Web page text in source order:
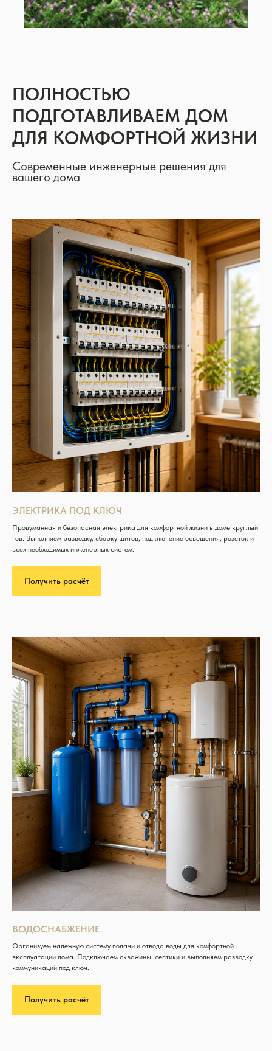
ПОЛНОСТЬЮ
ПОДГОТАВЛИВАЕМ ДОМ
ДЛЯ КОМФОРТНОЙ ЖИЗНИ
Современные инженерные решения для
вашего дома
ЭЛЕКТРИКА ПОД КЛЮЧ
Продуманная и безопасная электрика для комфортной жизни в доме круглый
год. Выполняем разводку, сборку щитов, подключение освещения, розеток и
всех необходимых инженерных систем.
Получить расчёт
ВОДОСНАБЖЕНИЕ
Организуем надежную систему подачи и отвода воды для комфортной
эксплуатации дома. Подключаем скважины, септики и выполняем разводку
коммуникаций под ключ.
Получить расчёт